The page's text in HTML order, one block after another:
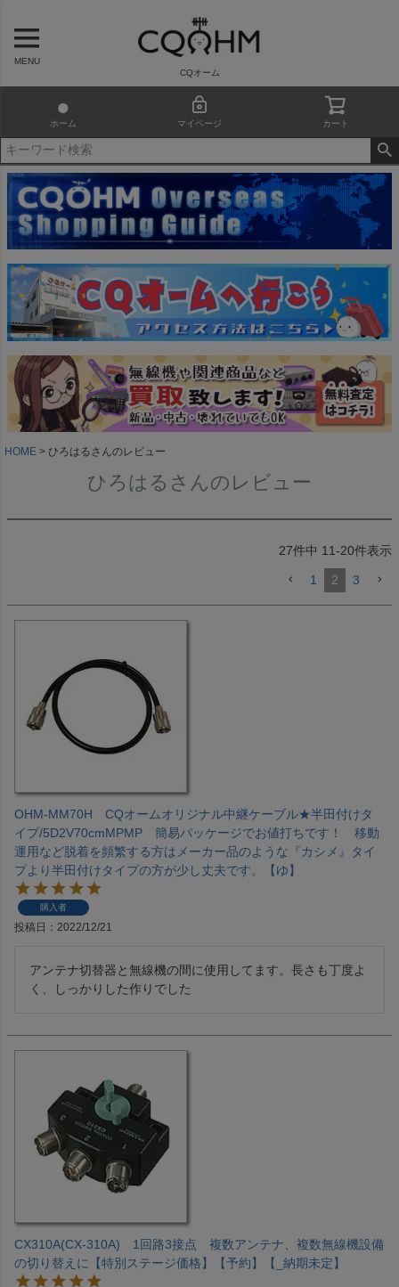
MENU
CQオーム
ホーム マイページ カート
HOME ひろはるさんのレビュー
ひろはるさんのレビュー
27件中 11-20件表示
1 2 3
OHM-MM70H CQオームオリジナル中継ケーブル★半田付けタ
イプ/5D2V70cmMPMP 簡易パッケージでお値打ちです！ 移動
運用など脱着を頻繁する方はメーカー品のような『カシメ』タイ
プより半田付けタイプの方が少し丈夫です。【ゆ】
購入者
投稿日 2022/12/21
アンテナ切替器と無線機の間に使用してます。長さも丁度よ
く、しっかりした作りでした
CX310A(CX-310A) 1回路3接点 複数アンテナ、複数無線機設備
の切り替えに【特別ステージ価格】【予約】【_納期未定】